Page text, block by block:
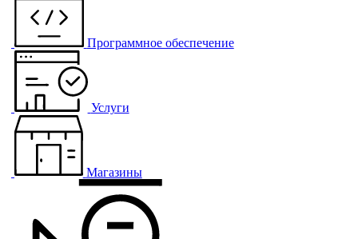
Программное обеспечение
Услуги
Магазины